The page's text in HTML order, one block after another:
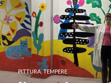
PITTURA,TEMPERE